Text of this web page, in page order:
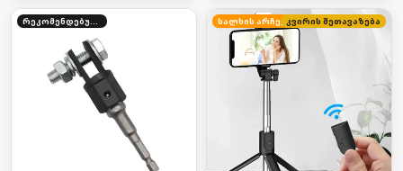
რეკომენდებული ხალხის არჩევანი
კვირის შეთავაზება